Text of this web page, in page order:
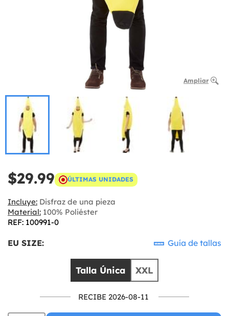
Ampliar
$29.99 ÚLTIMAS UNIDADES
Incluye: Disfraz de una pieza
Material: 100% Poliéster
REF: 100991-0
EU SIZE: Guía de tallas
Talla Única XXL
RECIBE 2026-08-11